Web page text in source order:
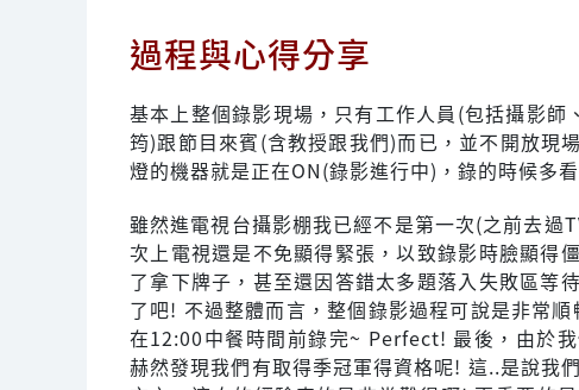
過程與心得分享
基本上整個錄影現場，只有工作人員(包括攝影師
筠)跟節目來賓(含教授跟我們)而已，並不開放現
燈的機器就是正在ON(錄影進行中)，錄的時候多
雖然進電視台攝影棚我已經不是第一次(之前去過
次上電視還是不免顯得緊張，以致錄影時臉顯得
了拿下牌子，甚至還因答錯太多題落入失敗區等
了吧! 不過整體而言，整個錄影過程可說是非常
在12:00中餐時間前錄完~ Perfect! 最後，由於
赫然發現我們有取得季冠軍得資格呢! 這..是說我